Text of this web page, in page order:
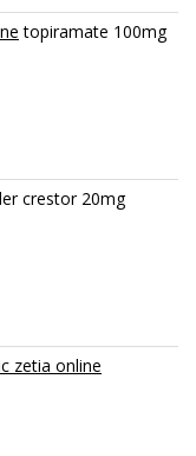
topiramate 100mg
crestor 20mg
zetia online